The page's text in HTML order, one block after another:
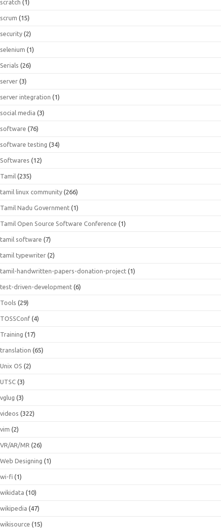
scratch (1)
scrum (15)
security (2)
selenium (1)
Serials (26)
server (3)
server integration (1)
social media (3)
software (76)
software testing (34)
Softwares (12)
Tamil (235)
tamil linux community (266)
Tamil Nadu Government (1)
Tamil Open Source Software Conference (1)
tamil software (7)
tamil typewriter (2)
tamil-handwritten-papers-donation-project (1)
test-driven-development (6)
Tools (29)
TOSSConf (4)
Training (17)
translation (65)
Unix OS (2)
UTSC (3)
vglug (3)
videos (322)
vim (2)
VR/AR/MR (26)
Web Designing (1)
wi-fi (1)
wikidata (10)
wikipedia (47)
wikisource (15)